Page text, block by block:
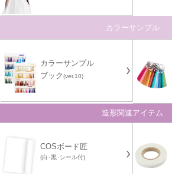
カラーサンプル
カラーサンプル
ブック(ver.10)
造形関連アイテム
COSボード匠
(白･黒･シール付)